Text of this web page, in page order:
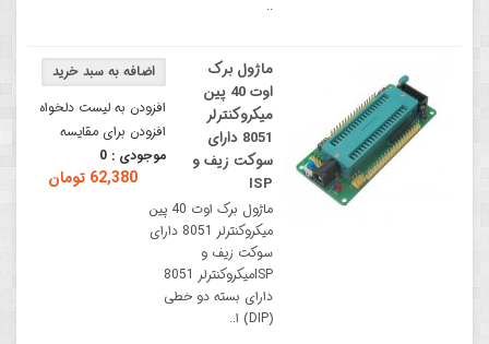
..
افزودن به لیست دلخواه
افزودن برای مقایسه
موجودی : 0
62,380 تومان
ماژول برک
اوت 40 پین
میکروکنترلر
8051 دارای
سوکت زیف و
ISP
ماژول برک اوت 40 پین
میکروکنترلر 8051 دارای
سوکت زیف و
ISPمیکروکنترلر 8051
دارای بسته دو خطی
(DIP) ا..